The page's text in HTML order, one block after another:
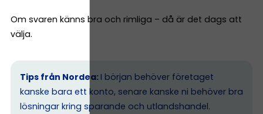
Om svaren känns bra och rimliga – då är det dags att
välja.
Tips från Nordea: I början behöver företaget
kanske bara ett konto, senare kanske ni behöver bra
lösningar kring sparande och utlandshandel.